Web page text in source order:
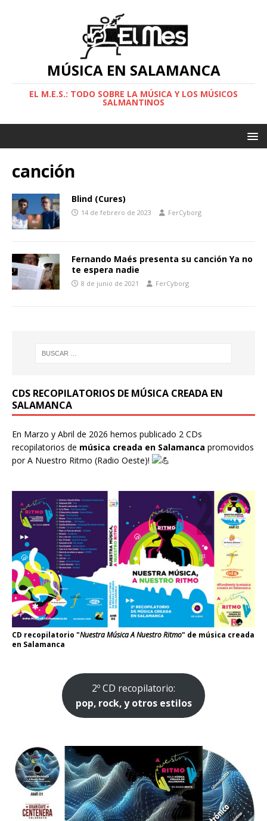
MÚSICA EN SALAMANCA
EL M.E.S.: TODO SOBRE LA MÚSICA Y LOS MÚSICOS
SALMANTINOS
canción
Blind (Cures)
14 de febrero de 2023 FerCyborg
Fernando Maés presenta su canción Ya no
te espera nadie
8 de junio de 2021 FerCyborg
CDS RECOPILATORIOS DE MÚSICA CREADA EN
SALAMANCA
En Marzo y Abril de 2026 hemos publicado 2 CDs
recopilatorios de música creada en Salamanca promovidos
porA Nuestro Ritmo (Radio Oeste)!
CD recopilatorio "Nuestra Música A Nuestro Ritmo" de música creada
en Salamanca
2º CD recopilatorio:
pop, rock, y otros estilos